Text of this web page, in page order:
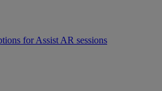
for Assist AR sessions